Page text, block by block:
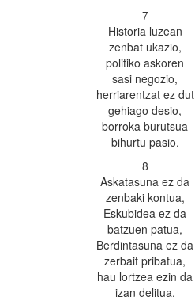
7
Historia luzean
zenbat ukazio,
politiko askoren
sasi negozio,
herriarentzat ez dut
gehiago desio,
borroka burutsua
bihurtu pasio.
8
Askatasuna ez da
zenbaki kontua,
Eskubidea ez da
batzuen patua,
Berdintasuna ez da
zerbait pribatua,
hau lortzea ezin da
izan delitua.